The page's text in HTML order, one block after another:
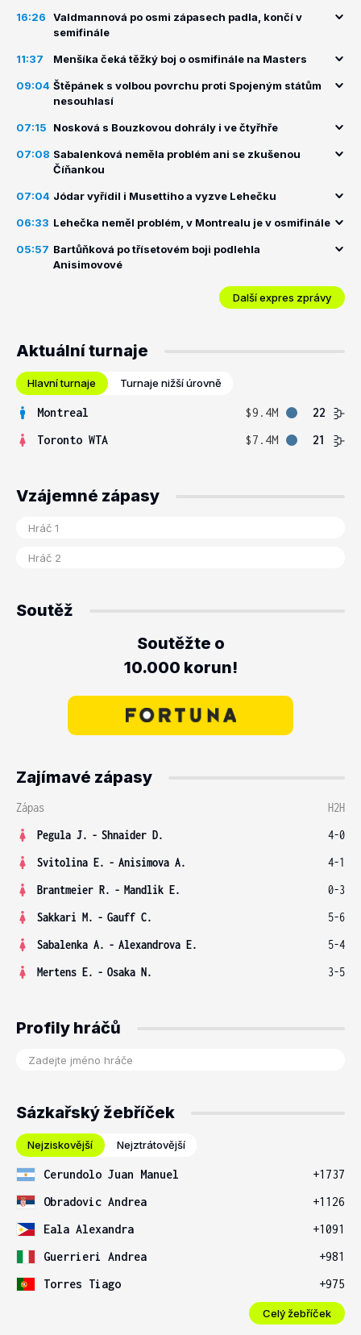
16:26
Valdmannová po osmi zápasech padla, končí v
semifinále
11:37 Menšíka čeká těžký boj o osmifinále na Masters
09:04 Štěpánek s volbou povrchu proti Spojeným státům
nesouhlasí
07:15 Nosková s Bouzkovou dohrály i ve čtyřhře
07:08 Sabalenková neměla problém ani se zkušenou
Číňankou
07:04 Jódar vyřídil i Musettiho a vyzve Lehečku
06:33 Lehečka neměl problém, v Montrealu je v osmifinále
05:57 Bartůňková po třísetovém boji podlehla
Anisimovové
Další expres zprávy
Aktuální turnaje
Hlavní turnaje Turnaje nižší úrovně
Montreal $9.4M
22
Toronto WTA
$7.4M 21
Vzájemné zápasy
Soutěž
Soutěžte o
10.000 korun!
Zajímavé zápasy
Zápas
H2H
Pegula J. - Shnaider D.
4-0
Svitolina E. - Anisimova A.
4-1
Brantmeier R. - Mandlik E.
0-3
Sakkari M. - Gauff C.
5-6
Sabalenka A. - Alexandrova E.
5-4
Mertens E. - Osaka N. 3-5
Profily hráčů
Sázkařský žebříček
Nejziskovější Nejztrátovější
Cerundolo Juan Manuel
+1737
Obradovic Andrea
+1126
Eala Alexandra
+1091
Guerrieri Andrea
+981
Torres Tiago
+975
Celý žebříček